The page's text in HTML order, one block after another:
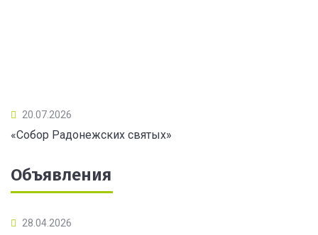
20.07.2026
«Собор Радонежских святых»
Объявления
28.04.2026